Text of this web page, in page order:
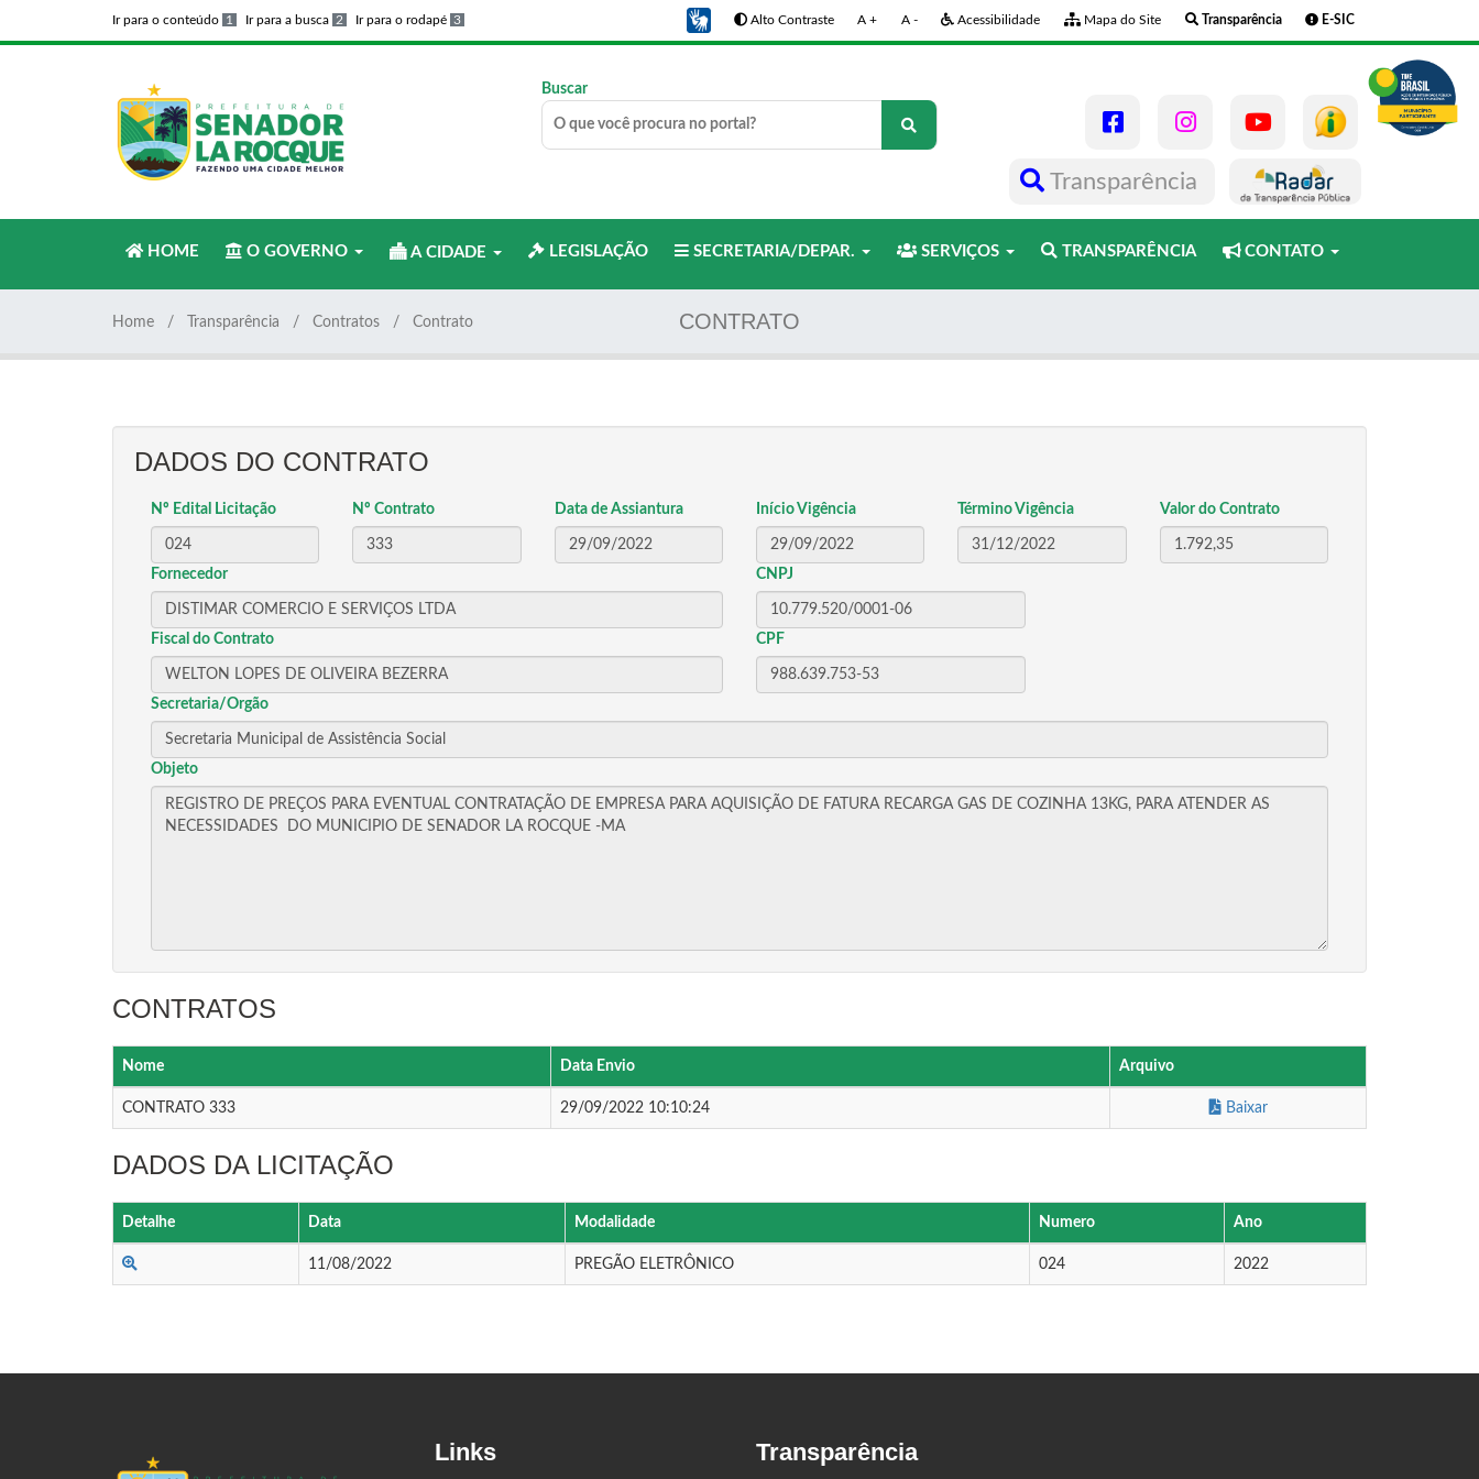
Ir para o conteúdo 1 Ir para a busca 2 Ir para o rodapé 3 Alto Contraste A + A - Acessibilidade Mapa do Site Transparência E-SIC
Buscar
Transparência
HOME O GOVERNO A CIDADE LEGISLAÇÃO SECRETARIA/DEPAR. SERVIÇOS TRANSPARÊNCIA CONTATO
CONTRATO
Home Transparência Contratos Contrato
DADOS DO CONTRATO
Nº Edital Licitação Nº Contrato Data de Assiantura Início Vigência Término Vigência Valor do Contrato
Fornecedor CNPJ
Fiscal do Contrato CPF
Secretaria/Orgão
Objeto
CONTRATOS
Nome Data Envio Arquivo
CONTRATO 333 29/09/2022 10:10:24 Baixar
DADOS DA LICITAÇÃO
Detalhe Data Modalidade Numero Ano
11/08/2022 PREGÃO ELETRÔNICO 024 2022
Links Transparência